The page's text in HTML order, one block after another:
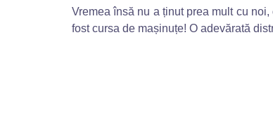
Vremea însă nu a ținut prea mult cu
fost cursa de mașinuțe! O adevărată